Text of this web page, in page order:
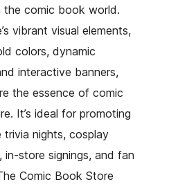
the comic book world.
vibrant visual elements,
colors, dynamic
interactive banners,
the essence of comic
It’s ideal for promoting
trivia nights, cosplay
in-store signings, and fan
Comic Book Store